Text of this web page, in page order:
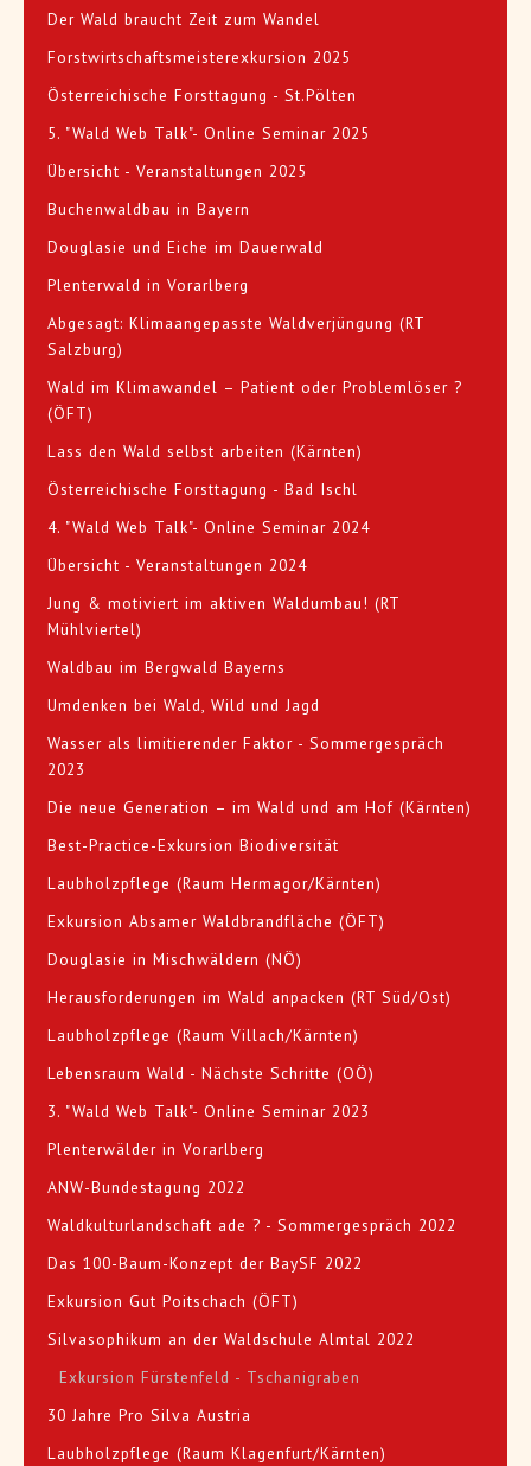
Der Wald braucht Zeit zum Wandel
Forstwirtschaftsmeisterexkursion 2025
Österreichische Forsttagung - St.Pölten
5. "Wald Web Talk"- Online Seminar 2025
Übersicht - Veranstaltungen 2025
Buchenwaldbau in Bayern
Douglasie und Eiche im Dauerwald
Plenterwald in Vorarlberg
Abgesagt: Klimaangepasste Waldverjüngung (RT
Salzburg)
Wald im Klimawandel – Patient oder Problemlöser ?
(ÖFT)
Lass den Wald selbst arbeiten (Kärnten)
Österreichische Forsttagung - Bad Ischl
4. "Wald Web Talk"- Online Seminar 2024
Übersicht - Veranstaltungen 2024
Jung & motiviert im aktiven Waldumbau! (RT
Mühlviertel)
Waldbau im Bergwald Bayerns
Umdenken bei Wald, Wild und Jagd
Wasser als limitierender Faktor - Sommergespräch
2023
Die neue Generation – im Wald und am Hof (Kärnten)
Best-Practice-Exkursion Biodiversität
Laubholzpflege (Raum Hermagor/Kärnten)
Exkursion Absamer Waldbrandfläche (ÖFT)
Douglasie in Mischwäldern (NÖ)
Herausforderungen im Wald anpacken (RT Süd/Ost)
Laubholzpflege (Raum Villach/Kärnten)
Lebensraum Wald - Nächste Schritte (OÖ)
3. "Wald Web Talk"- Online Seminar 2023
Plenterwälder in Vorarlberg
ANW-Bundestagung 2022
Waldkulturlandschaft ade ? - Sommergespräch 2022
Das 100-Baum-Konzept der BaySF 2022
Exkursion Gut Poitschach (ÖFT)
Silvasophikum an der Waldschule Almtal 2022
Exkursion Fürstenfeld - Tschanigraben
30 Jahre Pro Silva Austria
Laubholzpflege (Raum Klagenfurt/Kärnten)